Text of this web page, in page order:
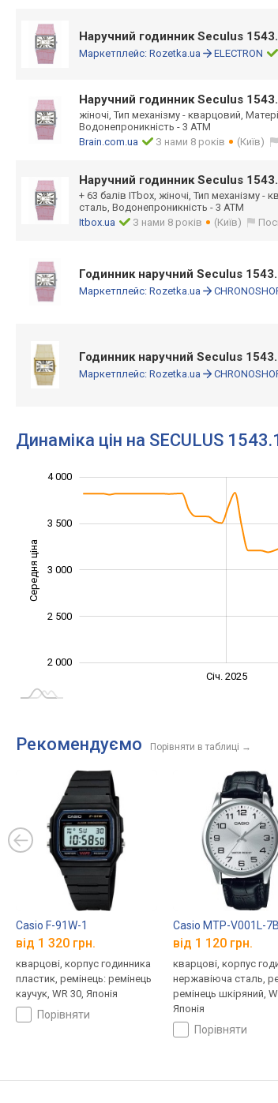
Наручний годинник Seculus
Маркетплейс: Rozetka.ua ELECTRON
Наручний годинник Seculus
жіночі, Тип механізму - кварцовий,
Водонепроникність - 3 АТМ
Brain.com.ua
З нами 8 років (Київ)
Наручний годинник Seculus
+ 63 балів ITbox, жіночі, Тип механізму
сталь, Водонепроникність - 3 АТМ
Itbox.ua
З нами 8 років (Київ)
Годинник наручний Seculus
Маркетплейс: Rozetka.ua
Годинник наручний Seculus
Маркетплейс: Rozetka.ua
Динаміка цін на SECULUS
Середня ціна 2 400
2 000
3 000
4 000
3 500
2 500
Січ. 2025
Рекомендуємо Порівняти в таблиці →
Casio F-91W-1
від 1 320 грн.
кварцові, корпус годинника
пластик, ремінець: ремінець
каучук, WR 30, Японія
порівняти
Casio MTP-V001L-7B
від 1 120 грн.
кварцові, корпус
нержавіюча сталь,
ремінець шкіряний,
Японія
порівняти